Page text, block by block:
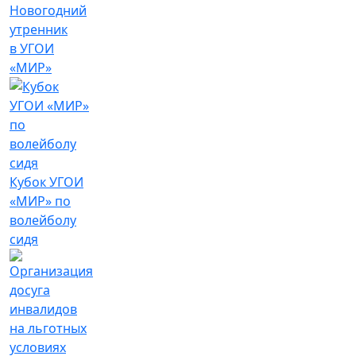
Новогодний
утренник
в УГОИ
«МИР»
Кубок УГОИ
«МИР» по
волейболу
сидя